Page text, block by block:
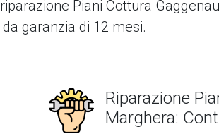
riparazione Piani Cottura Gaggenau
garanzia di 12 mesi.
Riparazione
Marghera: